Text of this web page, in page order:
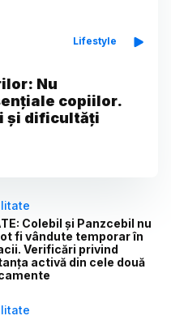
Lifestyle
Nu
copiilor.
și dificultăți
Colebil și Panzcebil nu
fi vândute temporar în
Verificări privind
activă din cele două